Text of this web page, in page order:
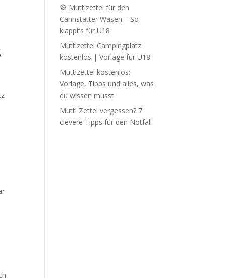
🎡 Muttizettel für den
Cannstatter Wasen – So
klappt’s für U18
Muttizettel Campingplatz
kostenlos | Vorlage für U18
Muttizettel kostenlos:
Vorlage, Tipps und alles, was
du wissen musst
Mutti Zettel vergessen? 7
clevere Tipps für den Notfall